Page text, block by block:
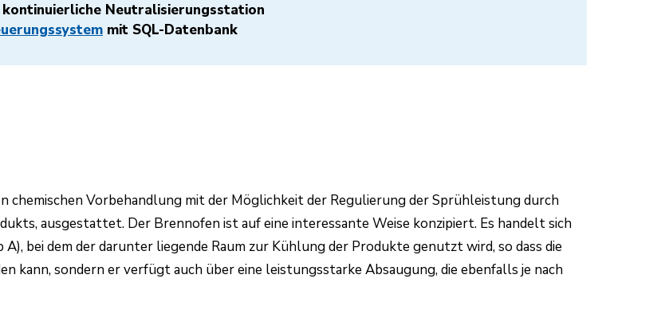
Neutralisierungsstation
mit SQL-Datenbank
Vorbehandlung mit der Möglichkeit der Regulierung der Sprühleistung durch
ausgestattet. Der Brennofen ist auf eine interessante Weise konzipiert. Es handelt sich
bei dem der darunter liegende Raum zur Kühlung der Produkte genutzt wird, so dass die
kann, sondern er verfügt auch über eine leistungsstarke Absaugung, die ebenfalls je nach